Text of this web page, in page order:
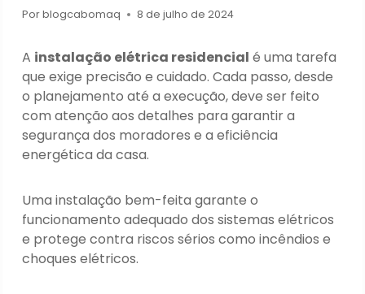
Porblogcabomaq 8 de julho de 2024
A instalação elétrica residencial é uma tarefa
que exige precisão e cuidado. Cada passo, desde
o planejamento até a execução, deve ser feito
com atenção aos detalhes para garantir a
segurança dos moradores e a eficiência
energética da casa.
Uma instalação bem-feita garante o
funcionamento adequado dos sistemas elétricos
e protege contra riscos sérios como incêndios e
choques elétricos.